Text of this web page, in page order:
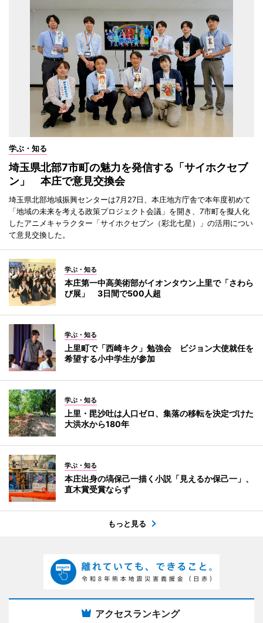
学ぶ・知る
埼玉県北部7市町の魅力を発信する「サイホクセブ
ン」 本庄で意見交換会
埼玉県北部地域振興センターは7月27日、本庄地方庁舎で本年度初めて
「地域の未来を考える政策プロジェクト会議」を開き、7市町を擬人化
したアニメキャラクター「サイホクセブン（彩北七星）」の活用につい
て意見交換した。
学ぶ・知る
本庄第一中高美術部がイオンタウン上里で「さわら
び展」 3日間で500人超
学ぶ・知る
上里町で「西崎キク」勉強会 ビジョン大使就任を
希望する小中学生が参加
学ぶ・知る
上里・毘沙吐は人口ゼロ、集落の移転を決定づけた
大洪水から180年
学ぶ・知る
本庄出身の塙保己一描く小説「見えるか保己一」、
直木賞受賞ならず
もっと見る
アクセスランキング